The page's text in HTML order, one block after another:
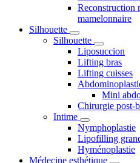
Reconstruction
mamelonnaire
Silhouette
Silhouette
Liposuccion
Lifting bras
Lifting cuisses
Mini
Chirurgie post-
Intime
Nymphoplastie
Lipofilling
Hyménoplastie
Médecine esthétique